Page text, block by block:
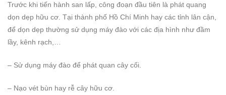
Trước khi tiến hành san lấp, công đoạn đầu tiên là phát quang
dọn dẹp hữu cơ. Tại thành phố Hồ Chí Minh hay các tỉnh lân cận,
để dọn dẹp thường sử dụng máy đào với các địa hình như đầm
lầy, kênh rạch,…
– Sử dụng máy đào để phát quan cây cối.
– Nạo vét bùn hay rễ cây hữu cơ.